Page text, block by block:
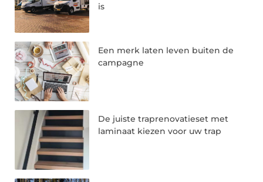
is
Een merk laten leven buiten de
campagne
De juiste traprenovatieset met
laminaat kiezen voor uw trap